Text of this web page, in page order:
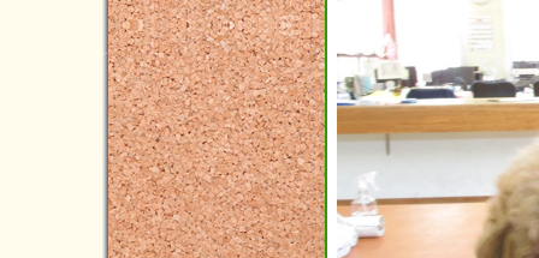
2019年01月(5)
2018年12月(2)
2018年11月(7)
2018年10月(2)
2018年09月(6)
2018年08月(3)